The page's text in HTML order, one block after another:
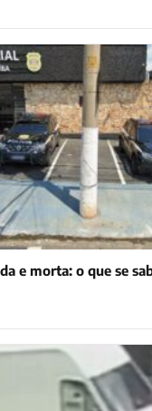
e morta: o que se